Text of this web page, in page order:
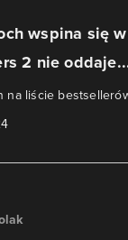
wspina się
2 nie
na liście